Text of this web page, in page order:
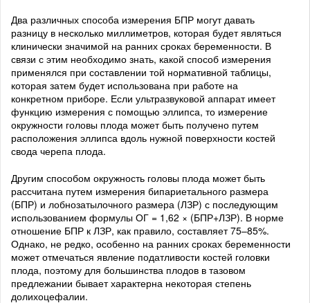
Два различных способа измерения БПР могут давать
разницу в несколько миллиметров, которая будет являться
клинически значимой на ранних сроках беременности. В
связи с этим необходимо знать, какой способ измерения
применялся при составлении той нормативной таблицы,
которая затем будет использована при работе на
конкретном приборе. Если ультразвуковой аппарат имеет
функцию измерения с помощью эллипса, то измерение
окружности головы плода может быть получено путем
расположения эллипса вдоль нужной поверхности костей
свода черепа плода.
Другим способом окружность головы плода может быть
рассчитана путем измерения бипариетального размера
(БПР) и лобнозатылочного размера (ЛЗР) с последующим
использованием формулы ОГ = 1,62 × (БПР+ЛЗР). В норме
отношение БПР к ЛЗР, как правило, составляет 75–85%.
Однако, не редко, особенно на ранних сроках беременности
может отмечаться явление податливости костей головки
плода, поэтому для большинства плодов в тазовом
предлежании бывает характерна некоторая степень
долихоцефалии.